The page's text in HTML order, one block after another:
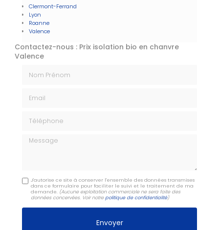
Clermont-Ferrand
Lyon
Roanne
Valence
Contactez-nous : Prix isolation bio en chanvre
Valence
Message
J'autorise ce site à conserver l'ensemble des données transmises
dans ce formulaire pour faciliter le suivi et le traitement de ma
demande. (Aucune exploitation commerciale ne sera faite des
données concervées. Voir notrepolitique de confidentialité)